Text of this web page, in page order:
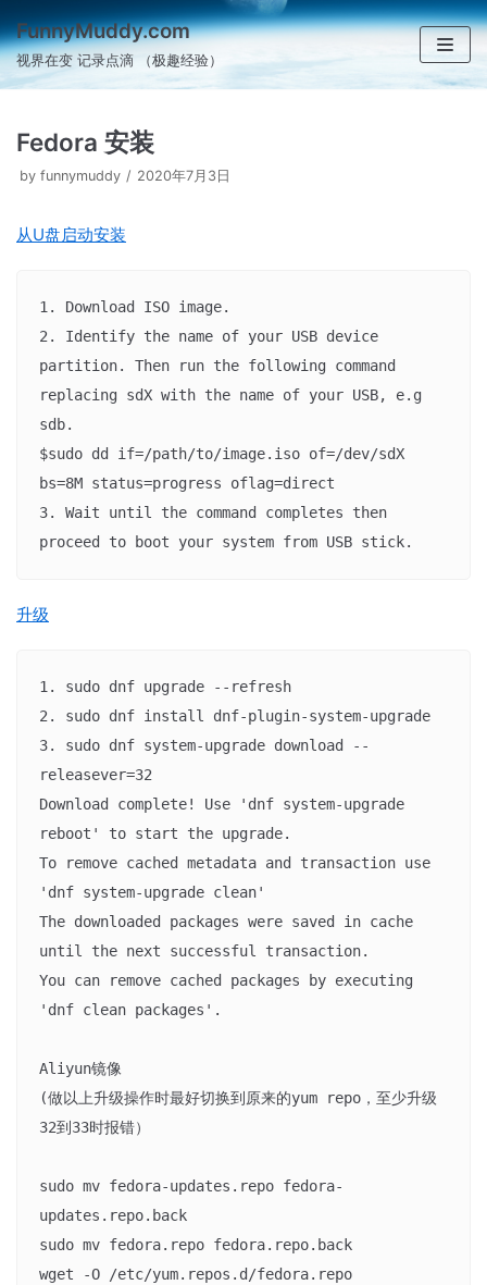
跳
至
正
FunnyMuddy.com
视界在变 记录点滴 （极趣经验）
Fedora 安装
by funnymuddy 2020年7月3日
从U盘启动安装
1. Download ISO image.
2. Identify the name of your USB device
partition. Then run the following command
replacing sdX with the name of your USB, e.g
sdb.
$sudo dd if=/path/to/image.iso of=/dev/sdX
bs=8M status=progress oflag=direct
3. Wait until the command completes then
proceed to boot your system from USB stick.
升级
1. sudo dnf upgrade --refresh
2. sudo dnf install dnf-plugin-system-upgrade
3. sudo dnf system-upgrade download --
releasever=32
Download complete! Use 'dnf system-upgrade
reboot' to start the upgrade.
To remove cached metadata and transaction use
'dnf system-upgrade clean'
The downloaded packages were saved in cache
until the next successful transaction.
You can remove cached packages by executing
'dnf clean packages'.
Aliyun镜像
(做以上升级操作时最好切换到原来的yum repo，至少升级
32到33时报错）
sudo mv fedora-updates.repo fedora-
updates.repo.back
sudo mv fedora.repo fedora.repo.back
wget -O /etc/yum.repos.d/fedora.repo